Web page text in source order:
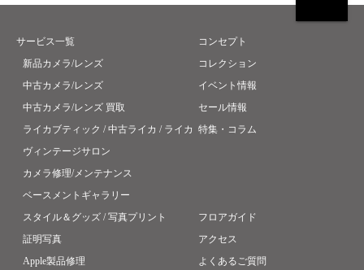
サービス一覧
新品カメラ/レンズ
中古カメラ/レンズ
中古カメラ/レンズ 買取
ライカブティック / 中古ライカ / ライカ
ヴィンテージサロン
カメラ修理/メンテナンス
ベースメントギャラリー
スタイル＆グッズ / 写真プリント
証明写真
Apple製品修理
コンセプト
コレクション
イベント情報
セール情報
特集・コラム
フロアガイド
アクセス
よくあるご質問